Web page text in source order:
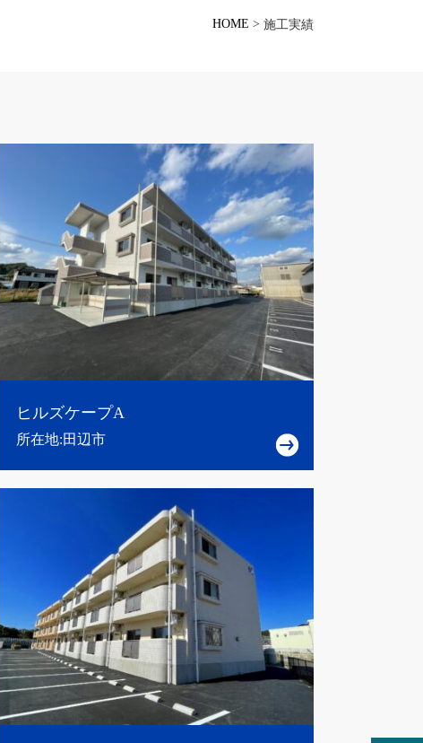
HOME > 施工実績
ヒルズケープA
所在地:田辺市